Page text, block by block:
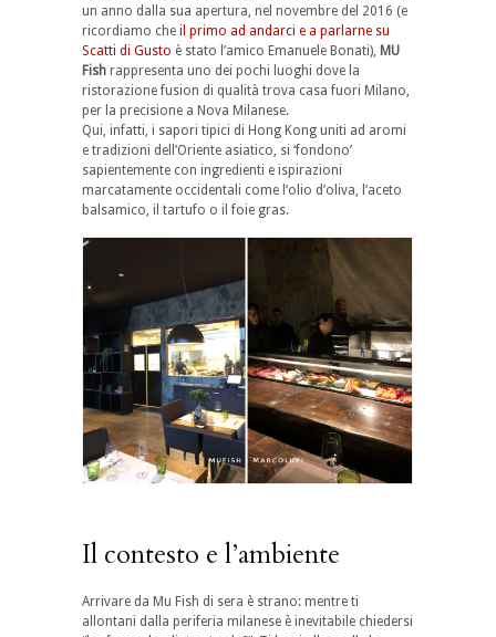
un anno dalla sua apertura, nel novembre del 2016 (e
ricordiamo che il primo ad andarci e a parlarne su
Scatti di Gusto è stato l’amico Emanuele Bonati), MU
Fish rappresenta uno dei pochi luoghi dove la
ristorazione fusion di qualità trova casa fuori Milano,
per la precisione a Nova Milanese.
Qui, infatti, i sapori tipici di Hong Kong uniti ad aromi
e tradizioni dell’Oriente asiatico, si ‘fondono’
sapientemente con ingredienti e ispirazioni
marcatamente occidentali come l’olio d’oliva, l’aceto
balsamico, il tartufo o il foie gras.
Il contesto e l’ambiente
Arrivare da Mu Fish di sera è strano: mentre ti
allontani dalla periferia milanese è inevitabile chiedersi